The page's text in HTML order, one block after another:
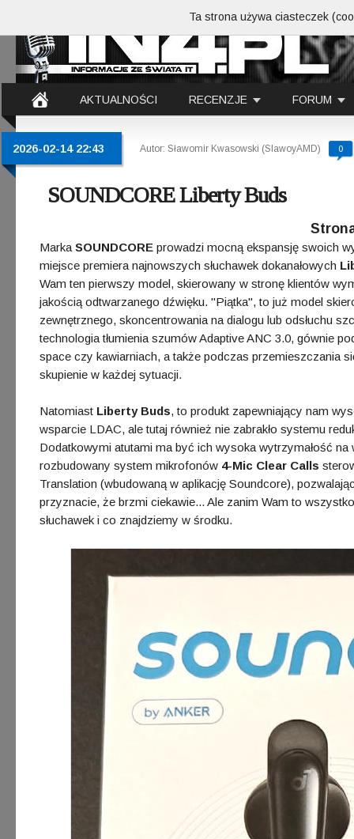
AKTUALNOŚCI RECENZJE FORUM
2026-02-14 22:43 Autor: Sławomir Kwasowski (SlawoyAMD) 0
SOUNDCORE Liberty Buds
Marka SOUNDCORE prowadzi mocną ekspansję swoich
miejsce premiera najnowszych słuchawek dokanałowych
Wam ten pierwszy model, skierowany w stronę klientów
jakością odtwarzanego dźwięku. "Piątka", to już model
zewnętrznego, skoncentrowania na dialogu lub odsłuchu
technologia tłumienia szumów Adaptive ANC 3.0, gównie
space czy kawiarniach, a także podczas przemieszczania
skupienie w każdej sytuacji.
Natomiast Liberty Buds, to produkt zapewniający nam
wsparcie LDAC, ale tutaj również nie zabrakło systemu
Dodatkowymi atutami ma być ich wysoka wytrzymałość
rozbudowany system mikrofonów 4-Mic Clear Calls
Translation (wbudowaną w aplikację Soundcore),
przyznacie, że brzmi ciekawie... Ale zanim Wam to
słuchawek i co znajdziemy w środku.
Ta strona używa ciasteczek